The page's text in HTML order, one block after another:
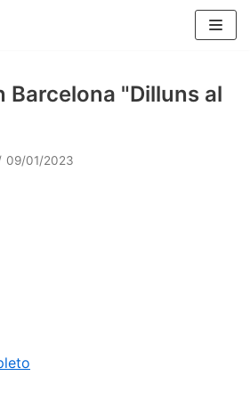
Barcelona "Dilluns al
09/01/2023